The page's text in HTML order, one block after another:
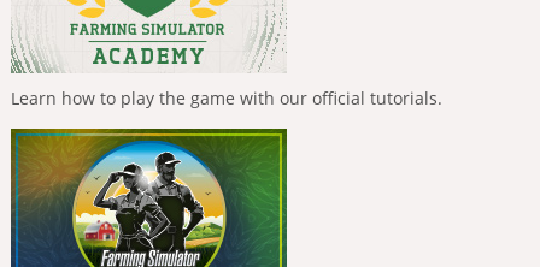
Learn how to play the game with our official tutorials.